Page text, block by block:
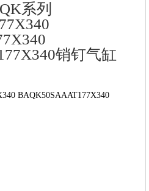
系列
销钉气缸
BAQK50SAAAT177X340